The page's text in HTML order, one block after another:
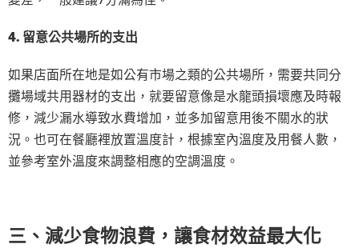
4. 留意公共場所的支出
如果店面所在地是如公有市場之類的公共場所，需要共同分
攤場域共用器材的支出，就要留意像是水龍頭損壞應及時報
修，減少漏水導致水費增加，並多加留意用後不關水的狀
況。也可在餐廳裡放置溫度計，根據室內溫度及用餐人數，
並參考室外溫度來調整相應的空調溫度。
三、減少食物浪費，讓食材效益最大化